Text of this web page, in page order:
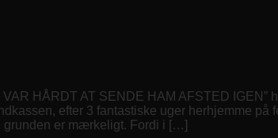
HÅRDT AT SENDE HAM AFSTED IGEN”
efter 3 fantastiske uger herhjemme
grunden er mærkeligt. Fordi i […]